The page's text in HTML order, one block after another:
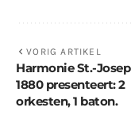
VORIG ARTIKEL
Harmonie St.-
1880 presenteert: 2
orkesten, 1 baton.